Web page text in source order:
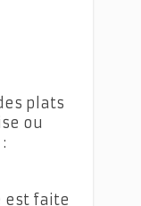
plats
ou
est faite